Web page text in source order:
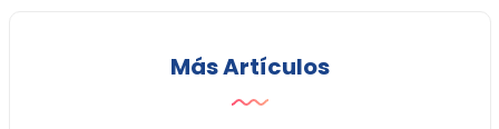
Más Artículos